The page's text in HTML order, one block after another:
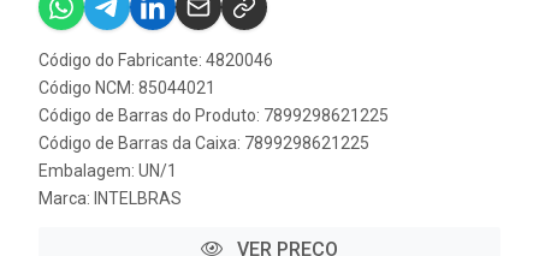
Código do Fabricante: 4820046
Código NCM: 85044021
Código de Barras do Produto: 7899298621225
Código de Barras da Caixa: 7899298621225
Embalagem: UN/1
Marca: INTELBRAS
VER PREÇO